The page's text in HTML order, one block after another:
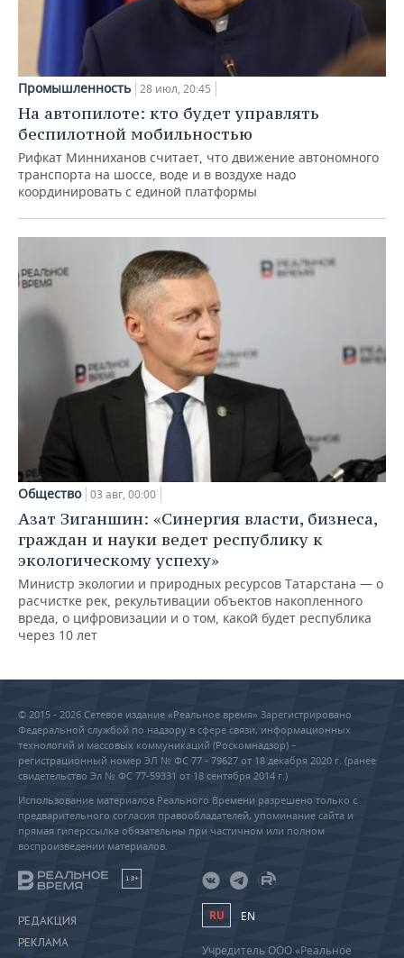
Промышленность 28 июл, 20:45
На автопилоте: кто будет управлять
беспилотной мобильностью
Рифкат Минниханов считает, что движение автономного
транспорта на шоссе, воде и в воздухе надо
координировать с единой платформы
Общество 03 авг, 00:00
Азат Зиганшин: «Синергия власти, бизнеса,
граждан и науки ведет республику к
экологическому успеху»
Министр экологии и природных ресурсов Татарстана — о
расчистке рек, рекультивации объектов накопленного
вреда, о цифровизации и о том, какой будет республика
через 10 лет
© 2015 - 2026 Сетевое издание «Реальное время» Зарегистрировано
Федеральной службой по надзору в сфере связи, информационных
технологий и массовых коммуникаций (Роскомнадзор) –
регистрационный номер ЭЛ № ФС 77 - 79627 от 18 декабря 2020 г. (ранее
свидетельство Эл № ФС 77-59331 от 18 сентября 2014 г.)
Использование материалов Реального Времени разрешено только с
предварительного согласия правообладателей, упоминание сайта и
прямая гиперссылка обязательны при частичном или полном
воспроизведении материалов.
18+
РЕДАКЦИЯ
РЕКЛАМА
RU EN
Учредитель ООО «Реальное